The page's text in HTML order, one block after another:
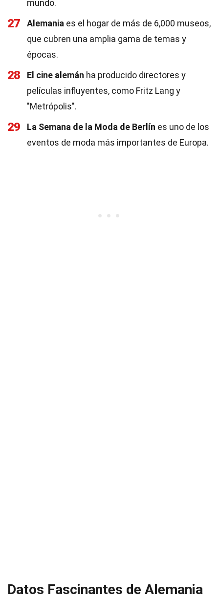
mundo.
27 Alemania es el hogar de más de 6,000 museos,
que cubren una amplia gama de temas y
épocas.
28 El cine alemán ha producido directores y
películas influyentes, como Fritz Lang y
"Metrópolis".
29 La Semana de la Moda de Berlín es uno de los
eventos de moda más importantes de Europa.
Datos Fascinantes de Alemania